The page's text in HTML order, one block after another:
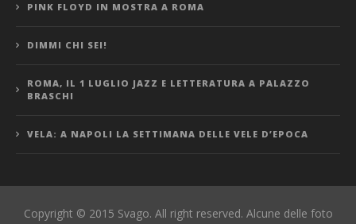
PINK FLOYD IN MOSTRA A ROMA
DIMMI CHI SEI!
ROMA, IL 1 LUGLIO JAZZ E LETTERATURA A PALAZZO
BRASCHI
VELA: A NAPOLI LA SETTIMANA DELLE VELE D’EPOCA
Copyright © 2015 Svago. All right reserved. Alcune delle foto